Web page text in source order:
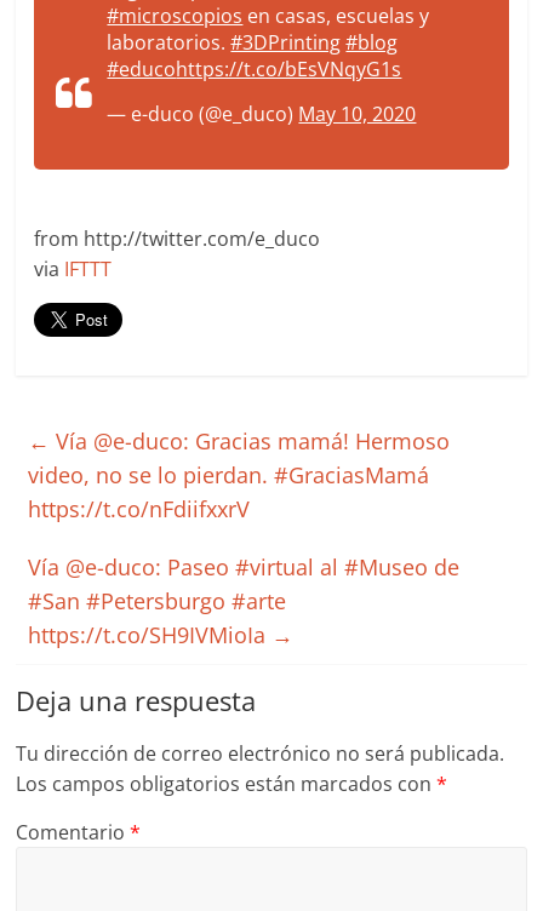
#microscopios en casas, escuelas y
laboratorios.#3DPrinting #blog
#educohttps://t.co/bEsVNqyG1s
— e-duco (@e_duco) May 10, 2020
from http://twitter.com/e_duco
via IFTTT
← Vía @e-duco: Gracias mamá! Hermoso
video, no se lo pierdan. #GraciasMamá
https://t.co/nFdiifxxrV
Vía @e-duco: Paseo #virtual al #Museo de
#San #Petersburgo #arte
https://t.co/SH9IVMioIa →
Deja una respuesta
Tu dirección de correo electrónico no será publicada.
Los campos obligatorios están marcados con*
Comentario*